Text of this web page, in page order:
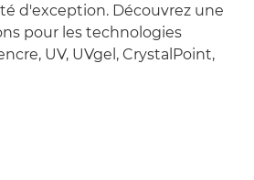
d'exception. Découvrez une
pour les technologies
UV, UVgel, CrystalPoint,